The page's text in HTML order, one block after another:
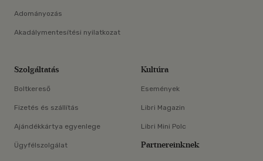
Adományozás
Akadálymentesítési nyilatkozat
Szolgáltatás
Boltkereső
Fizetés és szállítás
Ajándékkártya egyenlege
Ügyfélszolgálat
Kultúra
Események
Libri Magazin
Libri Mini Polc
Partnereinknek